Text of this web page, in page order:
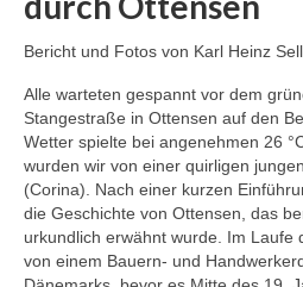
Gruppenreise
Allgemeine
Mitgliedschaft
Kontakt
Bericht und Fotos von Karl Heinz
Alle warteten gespannt vor dem
Stangestraße in Ottensen auf den
Wetter spielte bei angenehmen 26
wurden wir von einer quirligen
(Corina). Nach einer kurzen
die Geschichte von Ottensen, das
urkundlich erwähnt wurde. Im Laufe
von einem Bauern- und